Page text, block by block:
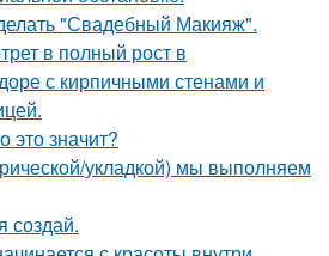
"Свадебный Макияж".
в полный рост в
с кирпичными стенами и
это значит?
укладкой) мы выполняем
создай.